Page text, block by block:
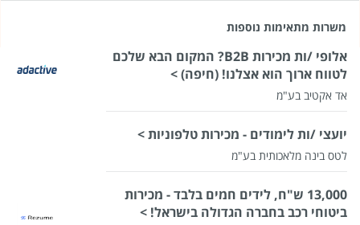
משרות מתאימות נוספות
אלופי /ות מכירות B2B? המקום הבא שלכם
לטווח ארוך הוא אצלנו! (חיפה) >
אד אקטיב בע"מ
יועצי /ות לימודים - מכירות טלפוניות >
לטס בינה מלאכותית בע"מ
13,000 ש"ח, לידים חמים בלבד - מכירות
ביטוחי רכב בחברה הגדולה בישראל! >